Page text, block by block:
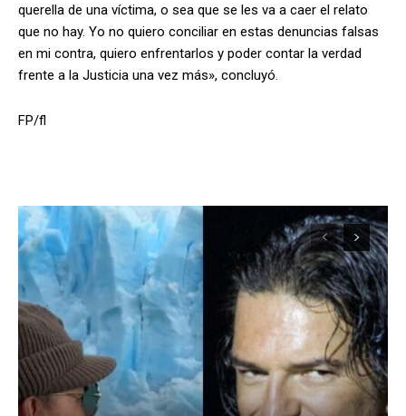
querella de una víctima, o sea que se les va a caer el relato
que no hay. Yo no quiero conciliar en estas denuncias falsas
en mi contra, quiero enfrentarlos y poder contar la verdad
frente a la Justicia una vez más», concluyó.
FP/fl